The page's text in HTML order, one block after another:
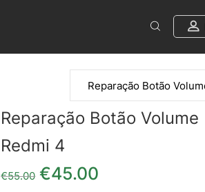
Reparação Botão Volume
Redmi 4
€55.00 O preço original era:
€45.00